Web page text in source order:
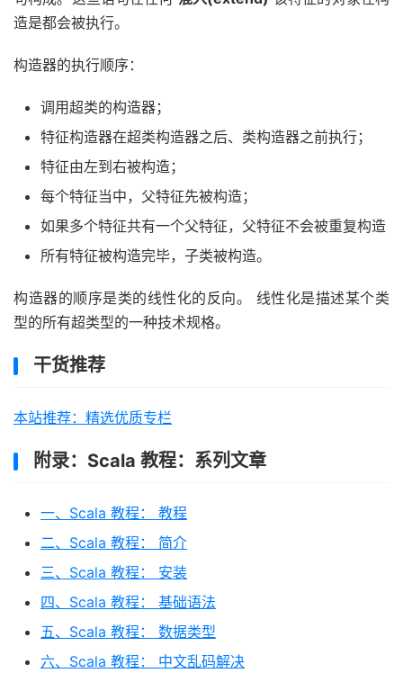
造是都会被执行。
构造器的执行顺序：
调用超类的构造器；
特征构造器在超类构造器之后、类构造器之前执行；
特征由左到右被构造；
每个特征当中，父特征先被构造；
如果多个特征共有一个父特征，父特征不会被重复构造
所有特征被构造完毕，子类被构造。
构造器的顺序是类的线性化的反向。 线性化是描述某个类
型的所有超类型的一种技术规格。
干货推荐
本站推荐：精选优质专栏
附录：Scala 教程：系列文章
一、Scala 教程： 教程
二、Scala 教程： 简介
三、Scala 教程： 安装
四、Scala 教程： 基础语法
五、Scala 教程： 数据类型
六、Scala 教程： 中文乱码解决